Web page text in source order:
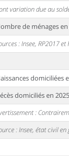
variation due au
de ménages en
: Insee, RP2017
domiciliées
domiciliés en 2025
:
: Insee, état civil